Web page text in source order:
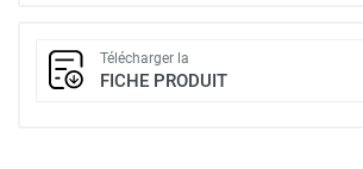
Télécharger la
FICHE PRODUIT